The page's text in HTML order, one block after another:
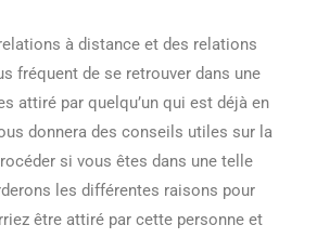
à distance et des relations
fréquent de se retrouver dans une
attiré par quelqu’un qui est déjà en
donnera des conseils utiles sur la
si vous êtes dans une telle
les différentes raisons pour
être attiré par cette personne et